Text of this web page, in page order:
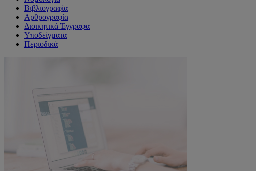
Βιβλιογραφία
Αρθρογραφία
Διοικητικά Έγγραφα
Υποδείγματα
Περιοδικά